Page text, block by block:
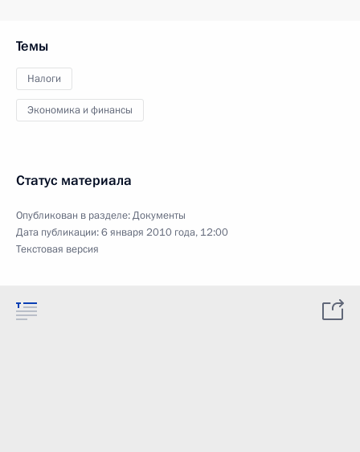
Темы
Налоги
Экономика и финансы
Статус материала
Опубликован в разделе:Документы
Дата публикации:6 января 2010 года, 12:00
Текстовая версия